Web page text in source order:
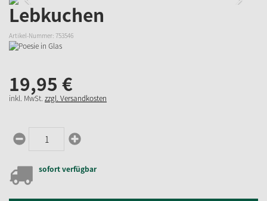
Lebkuchen
Artikel-Nummer: 753546
19,95 €
inkl. MwSt. zzgl. Versandkosten
sofort verfügbar